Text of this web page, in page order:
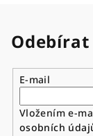
E-mail
Vložením e-
osobních